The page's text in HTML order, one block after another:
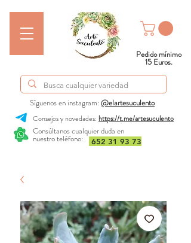
Consúltanos cualquier duda en
nuestro teléfono:
Síguenos en instagram:@elartesuculento
652 31 93 73
Consejos y novedades: https://t.me/artesuculento
Pedido mínimo
15 Euros.